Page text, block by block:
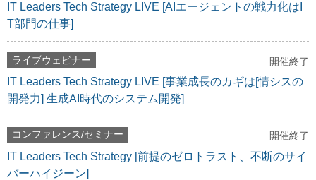
IT Leaders Tech Strategy LIVE [AIエージェントの戦力化はI
T部門の仕事]
ライブウェビナー 開催終了
IT Leaders Tech Strategy LIVE [事業成長のカギは[情シスの
開発力] 生成AI時代のシステム開発]
コンファレンス/セミナー 開催終了
IT Leaders Tech Strategy [前提のゼロトラスト、不断のサイ
バーハイジーン]